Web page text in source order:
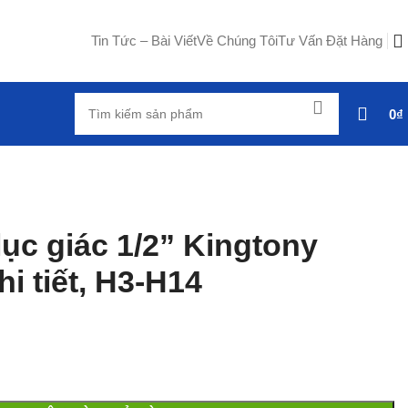
Tin Tức – Bài ViếtVề Chúng TôiTư Vấn Đặt Hàng
0₫
giác 1/2” Kingtony
tiết, H3-H14